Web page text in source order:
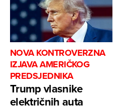
NOVA KONTROVERZNA
IZJAVA AMERIČKOG
PREDSJEDNIKA
Trump vlasnike
električnih auta